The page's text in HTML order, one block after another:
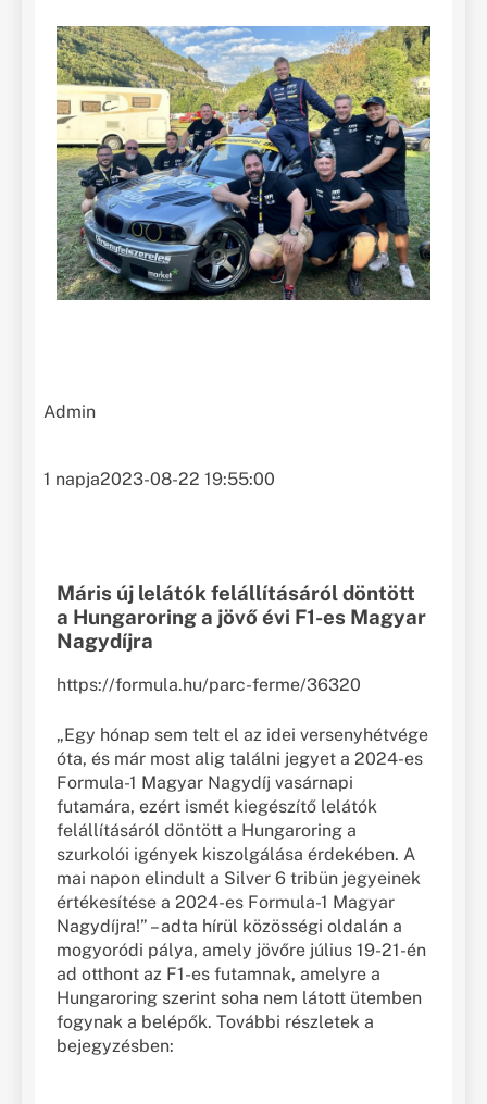
Admin
1 napja2023-08-22 19:55:00
Máris új lelátók felállításáról döntött
a Hungaroring a jövő évi F1-es Magyar
Nagydíjra
https://formula.hu/parc-ferme/36320
„Egy hónap sem telt el az idei versenyhétvége
óta, és már most alig találni jegyet a 2024-es
Formula-1 Magyar Nagydíj vasárnapi
futamára, ezért ismét kiegészítő lelátók
felállításáról döntött a Hungaroring a
szurkolói igények kiszolgálása érdekében. A
mai napon elindult a Silver 6 tribün jegyeinek
értékesítése a 2024-es Formula-1 Magyar
Nagydíjra!” – adta hírül közösségi oldalán a
mogyoródi pálya, amely jövőre július 19-21-én
ad otthont az F1-es futamnak, amelyre a
Hungaroring szerint soha nem látott ütemben
fogynak a belépők. További részletek a
bejegyzésben: